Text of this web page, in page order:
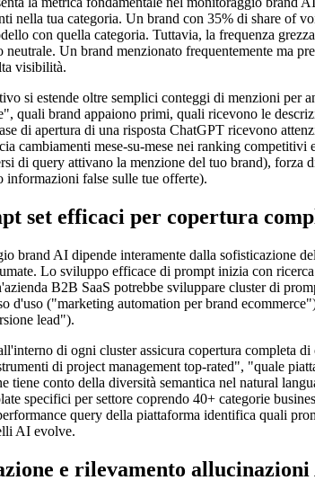
nella tua categoria. Un brand con 35% di share of
con quella categoria. Tuttavia, la frequenza
neutrale. Un brand menzionato frequentemente
visibilità.
si estende oltre semplici conteggi di menzioni per
quali brand appaiono primi, quali ricevono le
di apertura di una risposta ChatGPT ricevono
cambiamenti mese-su-mese nei ranking
di query attivano la menzione del tuo brand),
informazioni false sulle tue offerte).
set efficaci per copertura
brand AI dipende interamente dalla sofisticazione
Lo sviluppo efficace di prompt inizia con
B2B SaaS potrebbe sviluppare cluster di
d'uso ("marketing automation per brand
lead").
di ogni cluster assicura copertura completa
di project management top-rated", "quale
tiene conto della diversità semantica nel natural
specifici per settore coprendo 40+ categorie
query della piattaforma identifica quali
AI evolve.
e rilevamento